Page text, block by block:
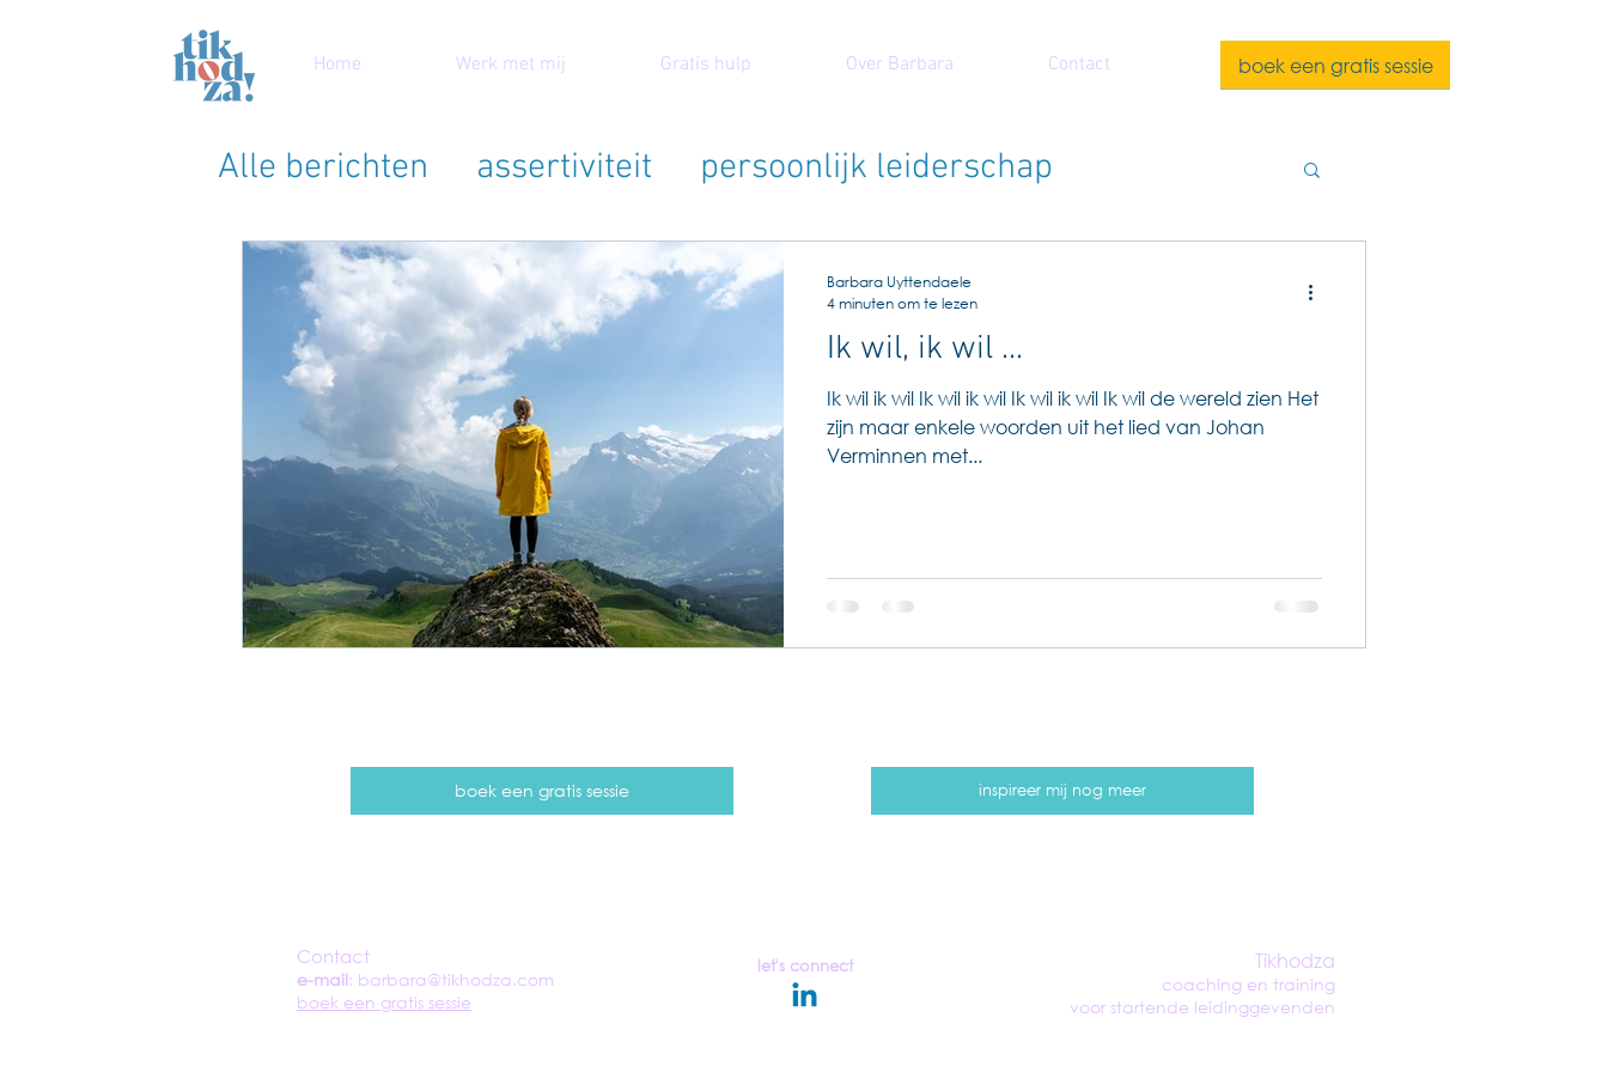
Home Werk met mij Gratis hulp Over Barbara Contact boek een gratis sessie
Alle berichten assertiviteit persoonlijk leiderschap
people pleasen
Ik wil, ik wil ...
Ik wil ik wil Ik wil ik wil Ik wil ik wil Ik wil de wereld zien Het
zijn maar enkele woorden uit het lied van Johan
Verminnen met...
Barbara Uyttendaele
4 minuten om te lezen
boek een gratis sessie inspireer mij nog meer
Tikhodza
coaching en training
voor startende leidinggevenden
Contact
e-mail: barbara@tikhodza.com
boek een gratis sessie
let's connect